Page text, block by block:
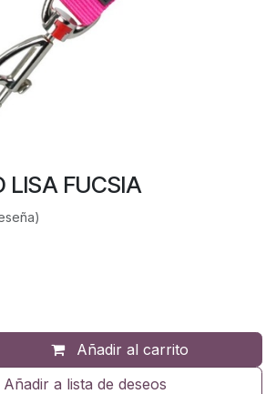
LISA FUCSIA
Añadir al carrito
Añadir a lista de deseos